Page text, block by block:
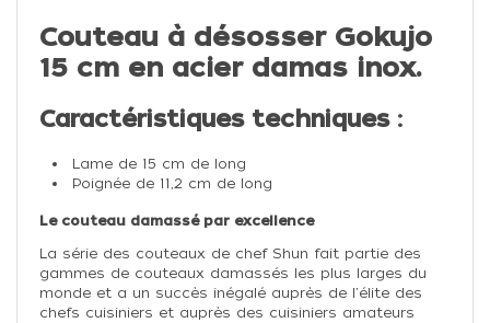
Couteau à désosser Gokujo
15 cm en acier damas inox.
Caractéristiques techniques :
Lame de 15 cm de long
Poignée de 11,2 cm de long
Le couteau damassé par excellence
La série des couteaux de chef Shun fait partie des
gammes de couteaux damassés les plus larges du
monde et a un succès inégalé auprès de l'élite des
chefs cuisiniers et auprès des cuisiniers amateurs